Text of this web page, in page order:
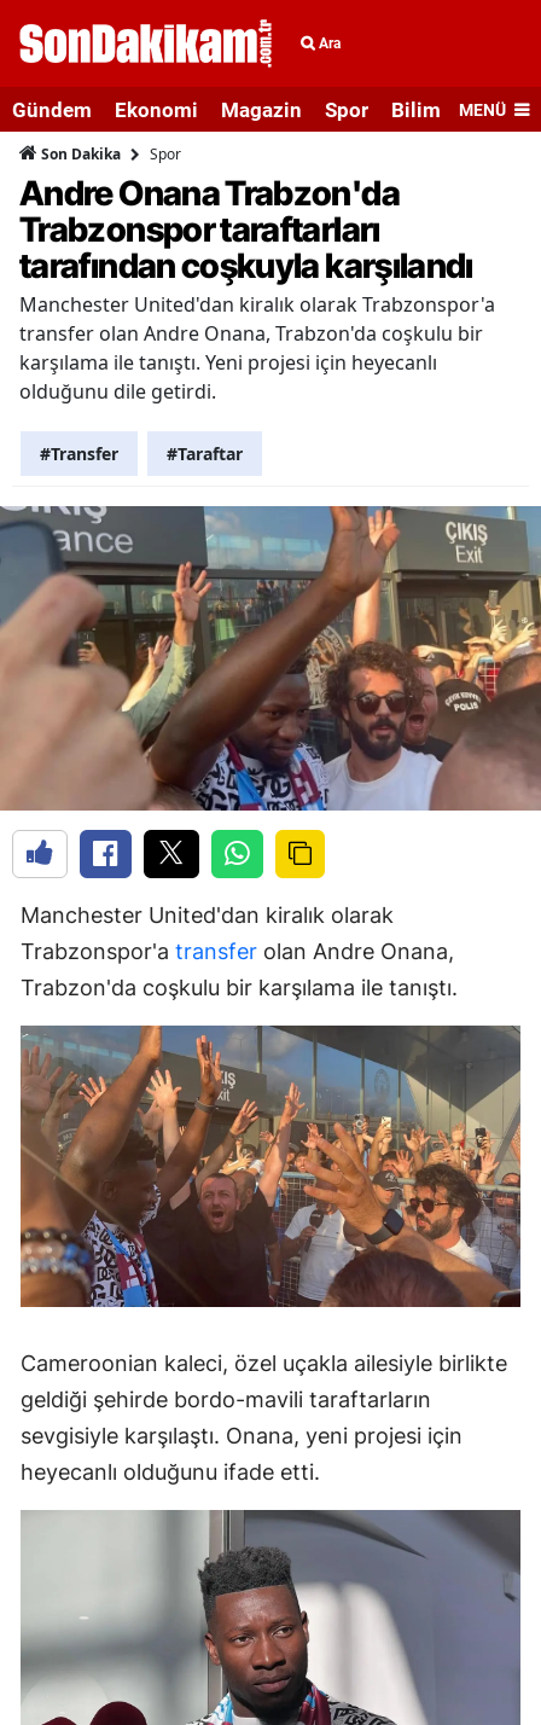
Ara
Gündem Ekonomi Magazin Spor Bilim veMENÜ
Son Dakika Spor
Andre Onana Trabzon'da
Trabzonspor taraftarları
tarafından coşkuyla karşılandı
Manchester United'dan kiralık olarak Trabzonspor'a
transfer olan Andre Onana, Trabzon'da coşkulu bir
karşılama ile tanıştı. Yeni projesi için heyecanlı
olduğunu dile getirdi.
#Transfer #Taraftar
Manchester United'dan kiralık olarak
Trabzonspor'a transfer olan Andre Onana,
Trabzon'da coşkulu bir karşılama ile tanıştı.
Cameroonian kaleci, özel uçakla ailesiyle birlikte
geldiği şehirde bordo-mavili taraftarların
sevgisiyle karşılaştı. Onana, yeni projesi için
heyecanlı olduğunu ifade etti.